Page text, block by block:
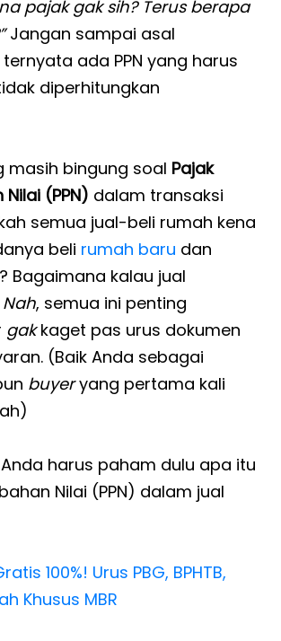
pajak gak sih? Terus berapa
Jangan sampai asal
ternyata ada PPN yang harus
diperhitungkan
masih bingung soal Pajak
(PPN) dalam transaksi
semua jual-beli rumah kena
beli rumah baru dan
? Bagaimana kalau jual
Nah, semua ini penting
gakkaget pas urus dokumen
(Baik Anda sebagai
buyeryang pertama kali
harus paham dulu apa itu
Nilai (PPN) dalam jual
100%! Urus PBG, BPHTB,
Khusus MBR